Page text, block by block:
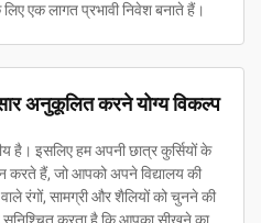
एक लागत प्रभावी निवेश बनाते हैं।
अनुकूलित करने योग्य विकल्प
है। इसलिए हम अपनी छात्र कुर्सियों के
करते हैं, जो आपको अपने विद्यालय की
रंगों, सामग्री और शैलियों को चुनने की